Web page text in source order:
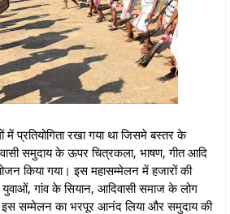
में प्रतियोगिता रखा गया था जिसमे बस्तर के
समुदाय के ऊपर चित्रकला, भाषण, गीत आदि
किया गया। इस महासम्मेलन में हजारों की
गांव के सियान, आदिवासी समाज के लोग
इस सम्मेलन का भरपूर आनंद लिया और समुदाय की